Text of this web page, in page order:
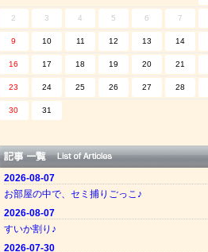
2 3 4 5 6 7
9 10 11 12 13 14
16 17 18 19 20 21
23 24 25 26 27 28
30 31